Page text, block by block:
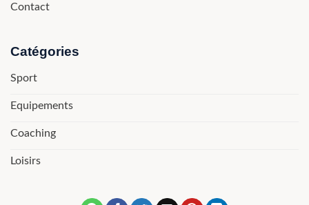
Contact
Catégories
Sport
Equipements
Coaching
Loisirs